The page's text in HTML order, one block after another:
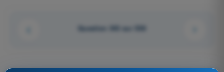
Question 343 sur 538